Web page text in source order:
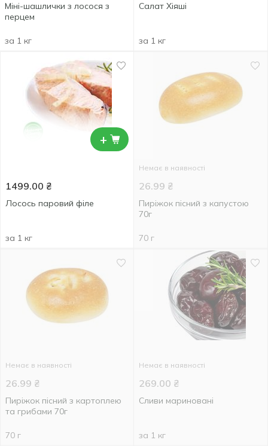
Міні-шашлички з лосося з
перцем
за 1 кг
Салат Хіяші
за 1 кг
+
1499.00 ₴
Лосось паровий філе
за 1 кг
Немає в наявності
26.99 ₴
Пиріжок пісний з капустою
70г
70 г
Немає в наявності
26.99 ₴
Пиріжок пісний з картоплею
та грибами 70г
70 г
Немає в наявності
269.00 ₴
Сливи мариновані
за 1 кг